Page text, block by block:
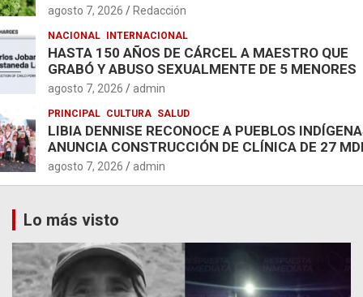
agosto 7, 2026 Redacción
NACIONAL INTERNACIONAL
HASTA 150 AÑOS DE CÁRCEL A MAESTRO QUE
GRABÓ Y ABUSO SEXUALMENTE DE 5 MENORES
agosto 7, 2026 admin
PRINCIPAL CULTURA SALUD
LIBIA DENNISE RECONOCE A PUEBLOS
ANUNCIA CONSTRUCCIÓN DE CLÍNICA DE 27
agosto 7, 2026 admin
Lo más visto